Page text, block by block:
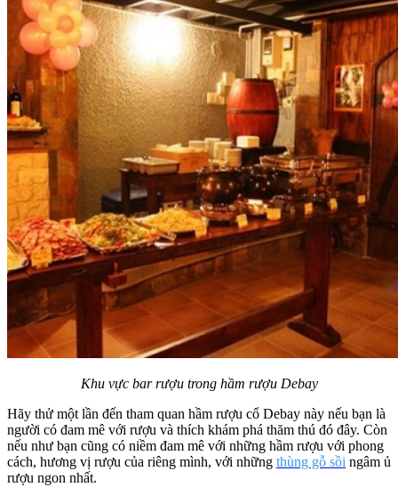
Khu vực bar rượu trong hầm rượu Debay
Hãy thử một lần đến tham quan hầm rượu cổ Debay này nếu bạn là
người có đam mê với rượu và thích khám phá thăm thú đó đây. Còn
nếu như bạn cũng có niềm đam mê với những hầm rượu với phong
cách, hương vị rượu của riêng mình, với những thùng gỗ sồi ngâm ủ
rượu ngon nhất.